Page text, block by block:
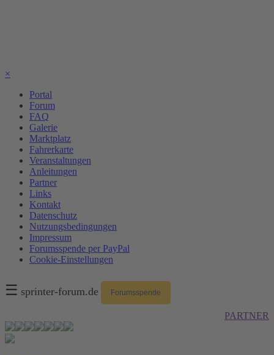
×
Portal
Forum
FAQ
Galerie
Marktplatz
Fahrerkarte
Veranstaltungen
Anleitungen
Partner
Links
Kontakt
Datenschutz
Nutzungsbedingungen
Impressum
Forumsspende per PayPal
Cookie-Einstellungen
☰ sprinter-forum.de Forumsspende
PARTNER